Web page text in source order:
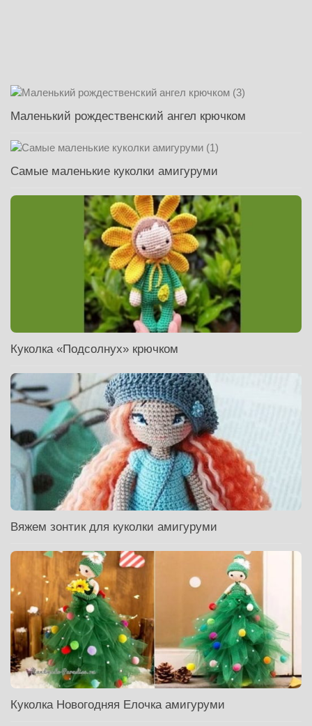
Маленький рождественский ангел крючком
Самые маленькие куколки амигуруми
Куколка «Подсолнух» крючком
Вяжем зонтик для куколки амигуруми
Куколка Новогодняя Елочка амигуруми